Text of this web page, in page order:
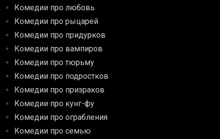
Комедии про любовь
Комедии про рыцарей
Комедии про придурков
Комедии про вампиров
Комедии про тюрьму
Комедии про подростков
Комедии про призраков
Комедии про кунг-фу
Комедии про ограбления
Комедии про семью